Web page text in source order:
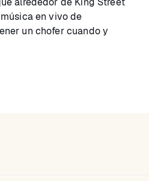
en vivo de
un chofer cuando y